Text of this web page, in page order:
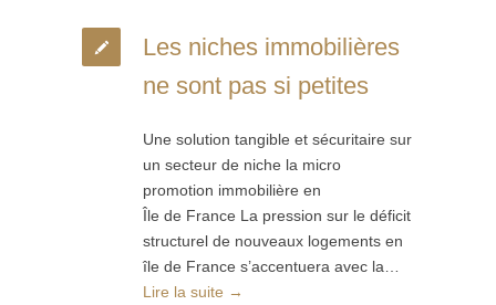
Les niches immobilières
ne sont pas si petites
Une solution tangible et sécuritaire sur
un secteur de niche la micro
promotion immobilière en
Île de France La pression sur le déficit
structurel de nouveaux logements en
île de France s’accentuera avec la…
Lire la suite →